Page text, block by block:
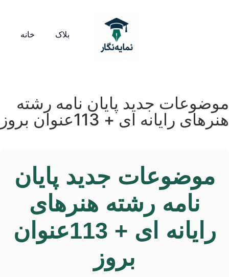
خانه بلاک
موضوعات جدید پایان نامه رشته
هنرهای رایانه ای + 113عنوان بروز
موضوعات جدید پایان
نامه رشته هنرهای
رایانه ای + 113عنوان
بروز